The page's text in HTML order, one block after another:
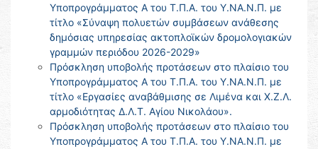
Υποπρογράμματος Α του Τ.Π.Α. του Υ.ΝΑ.Ν.Π. με
τίτλο «Σύναψη πολυετών συμβάσεων ανάθεσης
δημόσιας υπηρεσίας ακτοπλοϊκών δρομολογιακών
γραμμών περιόδου 2026-2029»
Πρόσκληση υποβολής προτάσεων στο πλαίσιο του
Υποπρογράμματος Α του Τ.Π.Α. του Υ.ΝΑ.Ν.Π. με
τίτλο «Εργασίες αναβάθμισης σε Λιμένα και Χ.Ζ.Λ.
αρμοδιότητας Δ.Λ.Τ. Αγίου Νικολάου».
Πρόσκληση υποβολής προτάσεων στο πλαίσιο του
Υποπρογράμματος Α του Τ.Π.Α. του Υ.ΝΑ.Ν.Π. με